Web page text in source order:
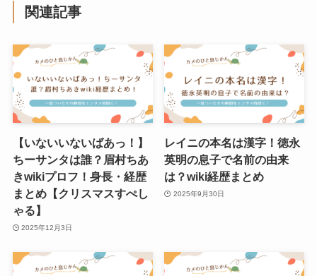
関連記事
【いないいないばあっ！】
ちーサンタは誰？眉村ちあ
きwikiプロフ！身長・経歴
まとめ【クリスマスすぺし
ゃる】
2025年12月3日
レイニの本名は漢字！徳永
英明の息子で名前の由来
は？wiki経歴まとめ
2025年9月30日